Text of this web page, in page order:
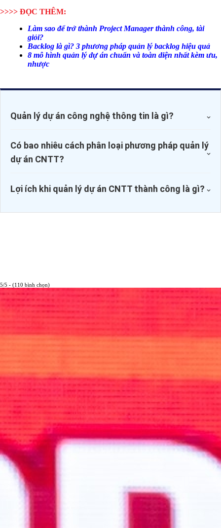
>>>> ĐỌC THÊM:
Làm sao để trở thành Project Manager thành công, tài
giỏi?
Backlog là gì? 3 phương pháp quản lý backlog hiệu quả
8 mô hình quản lý dự án chuẩn và toàn diện nhất kèm ưu,
nhược
Quản lý dự án công nghệ thông tin là gì?
Có bao nhiêu cách phân loại phương pháp quản lý
dự án CNTT?
Lợi ích khi quản lý dự án CNTT thành công là gì?
5/5 - (110 bình chọn)